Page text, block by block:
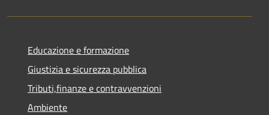
Educazione e formazione
Giustizia e sicurezza pubblica
Tributi,finanze e contravvenzioni
Ambiente